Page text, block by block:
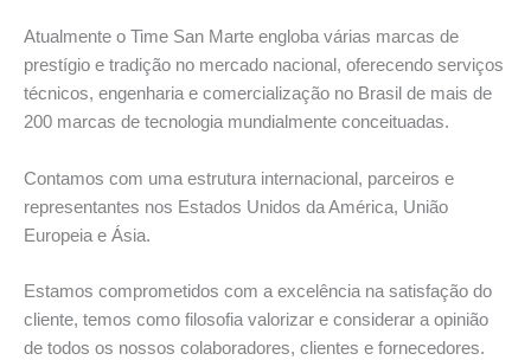
Atualmente o Time San Marte engloba várias marcas de
prestígio e tradição no mercado nacional, oferecendo serviços
técnicos, engenharia e comercialização no Brasil de mais de
200 marcas de tecnologia mundialmente conceituadas.
Contamos com uma estrutura internacional, parceiros e
representantes nos Estados Unidos da América, União
Europeia e Ásia.
Estamos comprometidos com a excelência na satisfação do
cliente, temos como filosofia valorizar e considerar a opinião
de todos os nossos colaboradores, clientes e fornecedores.